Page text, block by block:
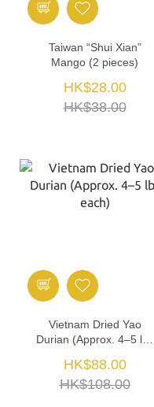
Taiwan “Shui Xian”
Mango (2 pieces)
HK$28.00
HK$38.00
Vietnam Dried Yao
Durian (Approx. 4–5 lbs
HK$88.00
HK$108.00